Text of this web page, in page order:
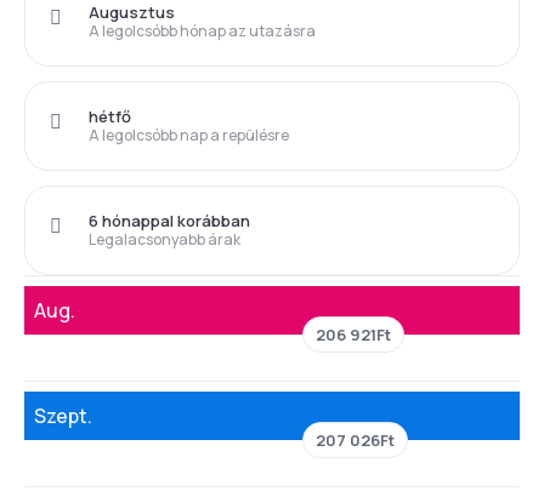
A legolcsóbb hónap az utazásra
Augusztus
A legolcsóbb nap a repülésre
hétfő
Legalacsonyabb árak
6 hónappal korábban
Aug.
206 921Ft
Szept.
207 026Ft